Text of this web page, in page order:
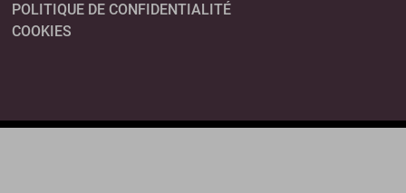
POLITIQUE DE CONFIDENTIALITÉ
COOKIES